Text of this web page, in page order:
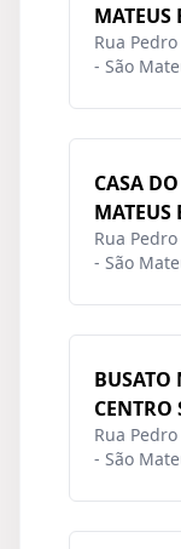
MATEUS
Rua
- São
CASA
MATEUS
Rua
- São
BUSATO
CENTRO
Rua
- São